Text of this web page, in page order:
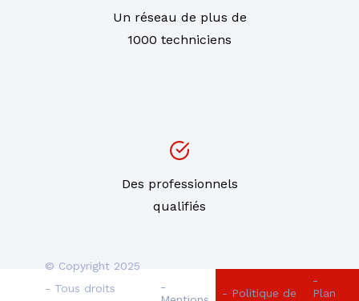
Un réseau de plus de
1000 techniciens
Des professionnels
qualifiés
© Copyright 2025
- Tous droits
-
- Politique de
-
Plan